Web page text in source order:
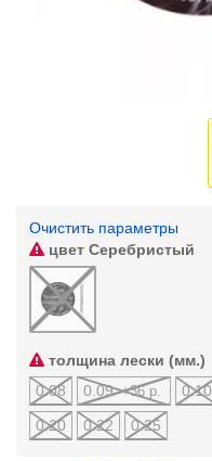
Очистить параметры
цвет Серебристый
толщина лески (мм.)
0.08
0.09 +36 р. 0.10
0.20
0.22 0.25